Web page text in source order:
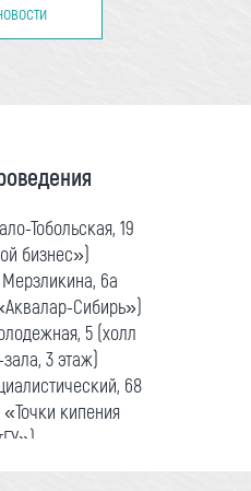
Тобольская, 19
бизнес»)
Мерзликина, 6а
Сибирь»)
5 (холл
3 этаж)
68
кипения